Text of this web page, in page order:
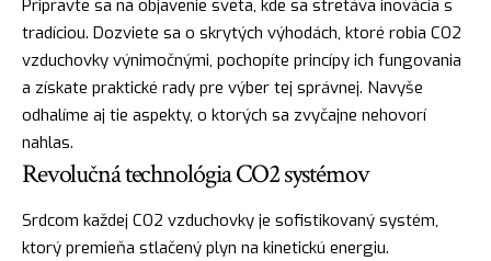
Pripravte sa na objavenie sveta, kde sa stretáva inovácia s
tradíciou. Dozviete sa o skrytých výhodách, ktoré robia CO2
vzduchovky výnimočnými, pochopíte princípy ich fungovania
a získate praktické rady pre výber tej správnej. Navyše
odhalíme aj tie aspekty, o ktorých sa zvyčajne nehovorí
nahlas.
Revolučná technológia CO2 systémov
Srdcom každej CO2 vzduchovky je sofistikovaný systém,
ktorý premieňa stlačený plyn na kinetickú energiu.